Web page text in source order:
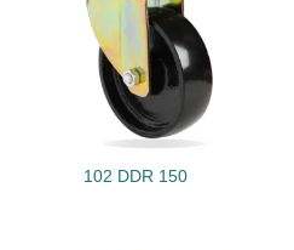
102 DDR 150